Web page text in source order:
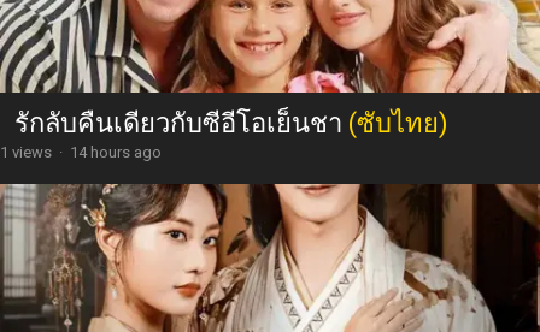
รักลับคืนเดียวกับซีอีโอเย็นชา (ซับไทย)
1 views · 14 hours ago